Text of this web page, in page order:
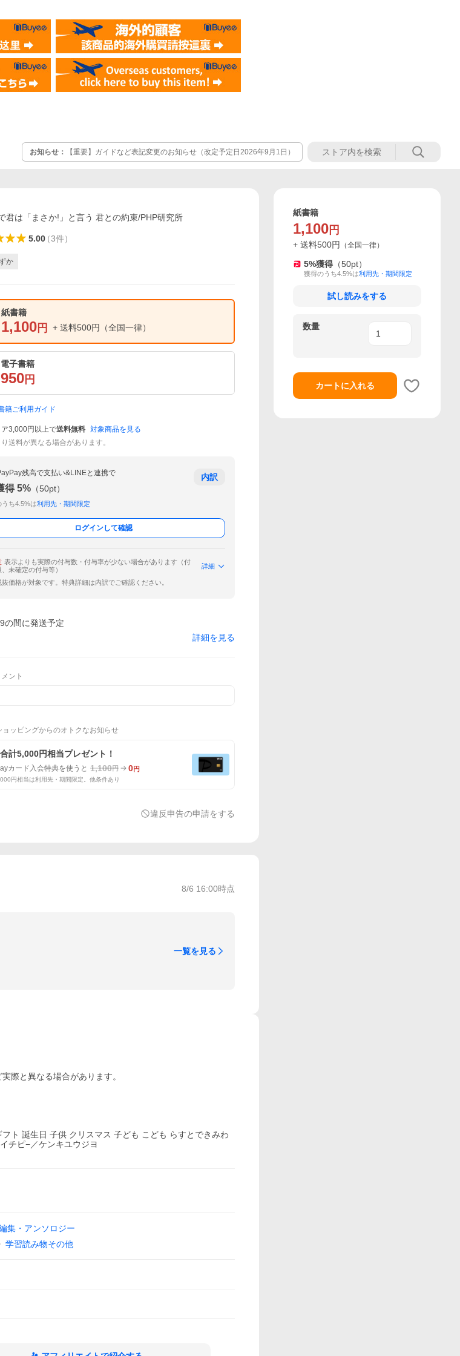
お知らせ： 【重要】ガイドなど表記変更のお知らせ（改定予定日2026年9月1日）
君は「まさか!」と言う 君との約束/PHP研究所
5.00（3件）
か
紙書籍
1,100 円 + 送料500円 （全国一律）
電子書籍
950 円
籍ご利用ガイド
ア3,000円以上で送料無料 対象商品を見る
送料が異なる場合があります。
残高で支払い&LINEと連携で
得 5% （50pt）
うち4.5%は利用先・期間限定
内訳
ログインして確認
表示よりも実際の付与数・付与率が少ない場合があります（付
未確定の付与等）
詳細
抜価格が対象です。特典詳細は内訳でご確認ください。
の間に発送予定
詳細を見る
ント
ョッピングからのオトクなお知らせ
合計5,000円相当プレゼント！
カード入会特典を使うと 1,100円 0円
円相当は利用先・期間限定。他条件あり
違反申告の申請をする
8/6 16:00時点
一覧を見る
際と異なる場合があります。
ト 誕生日 子供 クリスマス 子ども こども らすとできみわ
チピ−／ケンキユウジヨ
集・アンソロジー
学習読み物その他
紙書籍
1,100 円
+ 送料500円 （全国一律）
5%獲得 （50pt）
獲得のうち4.5%は利用先・期間限定
試し読みをする
数量
カートに入れる